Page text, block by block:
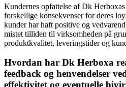
Kundernes opfattelse af Dk
forskellige konsekvenser for deres
kunder har haft positive og
mistet tilliden til virksomheden på
produktkvalitet, leveringstider og
Hvordan har Dk Herboxa
feedback og henvendelser